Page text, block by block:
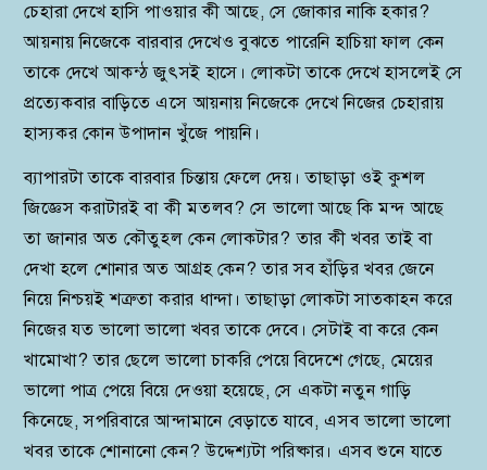
চেহারা দেখে হাসি পাওয়ার কী আছে, সে জোকার নাকি হকার?
আয়নায় নিজেকে বারবার দেখেও বুঝতে পারেনি হাচিয়া ফাল কেন
তাকে দেখে আকন্ঠ জুৎসই হাসে। লোকটা তাকে দেখে হাসলেই সে
প্রত্যেকবার বাড়িতে এসে আয়নায় নিজেকে দেখে নিজের চেহারায়
হাস্যকর কোন উপাদান খুঁজে পায়নি।
ব্যাপারটা তাকে বারবার চিন্তায় ফেলে দেয়। তাছাড়া ওই কুশল
জিজ্ঞেস করাটারই বা কী মতলব? সে ভালো আছে কি মন্দ আছে
তা জানার অত কৌতুহল কেন লোকটার? তার কী খবর তাই বা
দেখা হলে শোনার অত আগ্রহ কেন? তার সব হাঁড়ির খবর জেনে
নিয়ে নিশ্চয়ই শত্রুতা করার ধান্দা। তাছাড়া লোকটা সাতকাহন করে
নিজের যত ভালো ভালো খবর তাকে দেবে। সেটাই বা করে কেন
খামোখা? তার ছেলে ভালো চাকরি পেয়ে বিদেশে গেছে, মেয়ের
ভালো পাত্র পেয়ে বিয়ে দেওয়া হয়েছে, সে একটা নতুন গাড়ি
কিনেছে, সপরিবারে আন্দামানে বেড়াতে যাবে, এসব ভালো ভালো
খবর তাকে শোনানো কেন? উদ্দেশ্যটা পরিষ্কার। এসব শুনে যাতে